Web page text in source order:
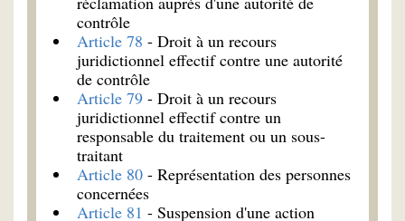
contrôle
Article 78 - Droit à un recours
juridictionnel effectif contre une autorité
de contrôle
Article 79 - Droit à un recours
juridictionnel effectif contre un
responsable du traitement ou un sous-
traitant
Article 80 - Représentation des personnes
concernées
Article 81 - Suspension d'une action